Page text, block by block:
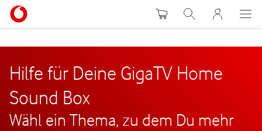
WarenkorbSuche MeinVodafone
Hilfe für Deine GigaTV Home
Sound Box
Wähl ein Thema, zu dem Du mehr